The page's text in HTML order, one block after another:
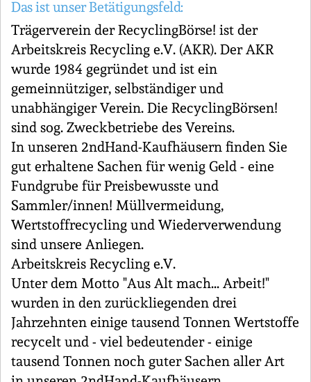
Das ist unser Betätigungsfeld:
Trägerverein der RecyclingBörse! ist der
Arbeitskreis Recycling e.V. (AKR). Der AKR
wurde 1984 gegründet und ist ein
gemeinnütziger, selbständiger und
unabhängiger Verein. Die RecyclingBörsen!
sind sog. Zweckbetriebe des Vereins.
In unseren 2ndHand-Kaufhäusern finden Sie
gut erhaltene Sachen für wenig Geld - eine
Fundgrube für Preisbewusste und
Sammler/innen! Müllvermeidung,
Wertstoffrecycling und Wiederverwendung
sind unsere Anliegen.
Arbeitskreis Recycling e.V.
Unter dem Motto "Aus Alt mach... Arbeit!"
wurden in den zurückliegenden drei
Jahrzehnten einige tausend Tonnen Wertstoffe
recycelt und - viel bedeutender - einige
tausend Tonnen noch guter Sachen aller Art